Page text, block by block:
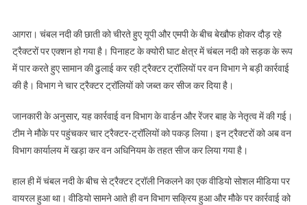
वन
विभाग
ने
चार
किए
आगरा। चंबल नदी की छाती को चीरते हुए यूपी और एमपी के बीच बेखौफ होकर दौड़ रहे
ट्रैक्टरों पर एक्शन हो गया है। पिनाहट के क्योरी घाट क्षेत्र में चंबल नदी को सड़क के रूप
में पार करते हुए सामान की ढुलाई कर रही ट्रैक्टर ट्रॉलियों पर वन विभाग ने बड़ी कार्रवाई
की है। विभाग ने चार ट्रैक्टर ट्रॉलियों को जब्त कर सीज कर दिया है।
जानकारी के अनुसार, यह कार्रवाई वन विभाग के वार्डन और रेंजर बाह के नेतृत्व में की गई।
टीम ने मौके पर पहुंचकर चार ट्रैक्टर-ट्रॉलियों को पकड़ लिया। इन ट्रैक्टरों को अब वन
विभाग कार्यालय में खड़ा कर वन अधिनियम के तहत सीज कर लिया गया है।
हाल ही में चंबल नदी के बीच से ट्रैक्टर ट्रॉली निकलने का एक वीडियो सोशल मीडिया पर
वायरल हुआ था। वीडियो सामने आते ही वन विभाग सक्रिय हुआ और मौके पर कार्रवाई को